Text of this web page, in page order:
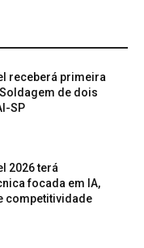
receberá primeira
de dois
SP
2026 terá
focada em IA,
competitividade